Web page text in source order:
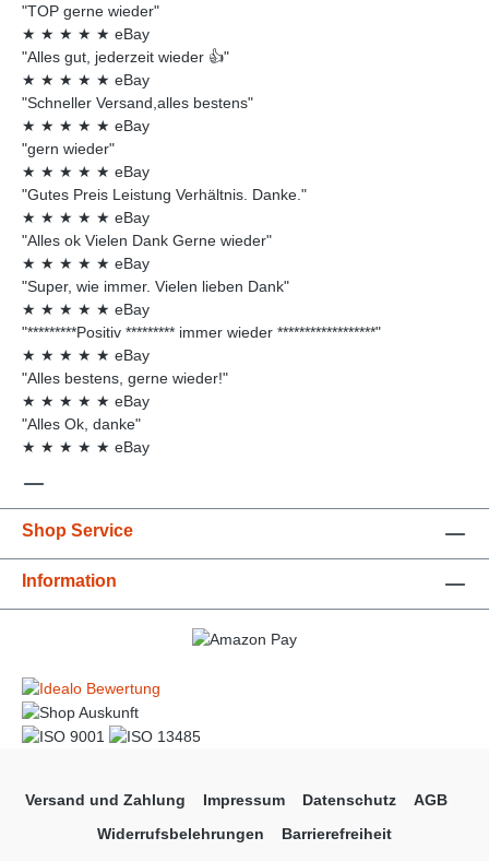
"TOP gerne wieder"
★ ★ ★ ★ ★ eBay
"Alles gut, jederzeit wieder 👍"
★ ★ ★ ★ ★ eBay
"Schneller Versand,alles bestens"
★ ★ ★ ★ ★ eBay
"gern wieder"
★ ★ ★ ★ ★ eBay
"Gutes Preis Leistung Verhältnis. Danke."
★ ★ ★ ★ ★ eBay
"Alles ok Vielen Dank Gerne wieder"
★ ★ ★ ★ ★ eBay
"Super, wie immer. Vielen lieben Dank"
★ ★ ★ ★ ★ eBay
"*********Positiv ********* immer wieder ******************"
★ ★ ★ ★ ★ eBay
"Alles bestens, gerne wieder!"
★ ★ ★ ★ ★ eBay
"Alles Ok, danke"
★ ★ ★ ★ ★ eBay
Shop Service
Information
Versand und Zahlung Impressum Datenschutz
AGB
Widerrufsbelehrungen
Barrierefreiheit